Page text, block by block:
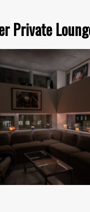
Private